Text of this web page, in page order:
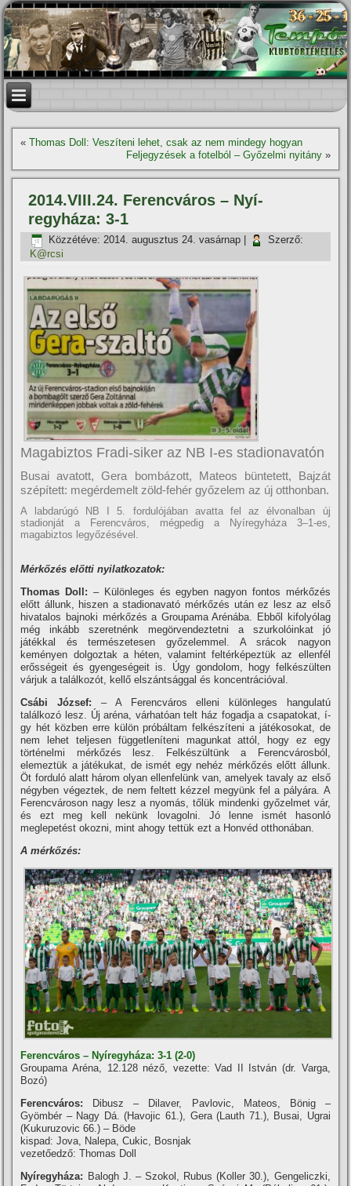
«Thomas Doll: Veszí­teni lehet, csak az nem mindegy hogyan
Feljegyzések a fotelból – Győzelmi nyitány»
2014.VIII.24. Ferencváros – Nyí­
regyháza: 3-1
Közzétéve: 2014. augusztus 24. vasárnap
Szerző:
K@rcsi
Magabiztos Fradi-siker az NB I-es stadionavatón
Busai avatott, Gera bombázott, Mateos büntetett, Bajzát
szépí­tett: megérdemelt zöld-fehér győzelem az új otthonban.
A labdarúgó NB I 5. fordulójában avatta fel az élvonalban új
stadionját a Ferencváros, mégpedig a Nyí­regyháza 3–1-es,
magabiztos legyőzésével.
Mérkőzés előtti nyilatkozatok:
Thomas Doll: – Különleges és egyben nagyon fontos mérkőzés
előtt állunk, hiszen a stadionavató mérkőzés után ez lesz az első
hivatalos bajnoki mérkőzés a Groupama Arénába. Ebből kifolyólag
még inkább szeretnénk megörvendeztetni a szurkolóinkat jó
játékkal és természetesen győzelemmel. A srácok nagyon
keményen dolgoztak a héten, valamint feltérképeztük az ellenfél
erősségeit és gyengeségeit is. Úgy gondolom, hogy felkészülten
várjuk a találkozót, kellő elszántsággal és koncentrációval.
Csábi József: – A Ferencváros elleni különleges hangulatú
találkozó lesz. Új aréna, várhatóan telt ház fogadja a csapatokat, í­
gy hét közben erre külön próbáltam felkészí­teni a játékosokat, de
nem lehet teljesen függetlení­teni magunkat attól, hogy ez egy
történelmi mérkőzés lesz. Felkészültünk a Ferencvárosból,
elemeztük a játékukat, de ismét egy nehéz mérkőzés előtt állunk.
Öt forduló alatt három olyan ellenfelünk van, amelyek tavaly az első
négyben végeztek, de nem feltett kézzel megyünk fel a pályára. A
Ferencvároson nagy lesz a nyomás, tőlük mindenki győzelmet vár,
és ezt meg kell nekünk lovagolni. Jó lenne ismét hasonló
meglepetést okozni, mint ahogy tettük ezt a Honvéd otthonában.
A mérkőzés:
Ferencváros – Nyí­regyháza: 3-1 (2-0)
Groupama Aréna, 12.128 néző, vezette: Vad II István (dr. Varga,
Bozó)
Ferencváros: Dibusz – Dilaver, Pavlovic, Mateos, Bönig –
Gyömbér – Nagy Dá. (Havojic 61.), Gera (Lauth 71.), Busai, Ugrai
(Kukuruzovic 66.) – Böde
kispad: Jova, Nalepa, Cukic, Bosnjak
vezetőedző: Thomas Doll
Nyí­regyháza: Balogh J. – Szokol, Rubus (Koller 30.), Gengeliczki,